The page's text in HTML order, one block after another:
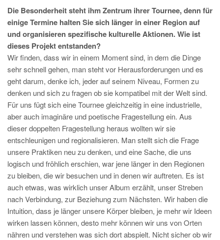
Die Besonderheit steht ihm Zentrum ihrer Tournee, denn für
einige Termine halten Sie sich länger in einer Region auf
und organisieren spezifische kulturelle Aktionen. Wie ist
dieses Projekt entstanden?
Wir finden, dass wir in einem Moment sind, in dem die Dinge
sehr schnell gehen, man steht vor Herausforderungen und es
geht darum, denke ich, jeder auf seinem Niveau, Formen zu
denken und sich zu fragen ob sie kompatibel mit der Welt sind.
Für uns fügt sich eine Tournee gleichzeitig in eine industrielle,
aber auch imaginäre und poetische Fragestellung ein. Aus
dieser doppelten Fragestellung heraus wollten wir sie
entschleunigen und regionalisieren. Man stellt sich die Frage
unsere Praktiken neu zu denken, und eine Sache, die uns
logisch und fröhlich erschien, war jene länger in den Regionen
zu bleiben, die wir besuchen und in denen wir auftreten. Es ist
auch etwas, was wirklich unser Album erzählt, unser Streben
nach Verbindung, zur Beziehung zum Nächsten. Wir haben die
Intuition, dass je länger unsere Körper bleiben, je mehr wir Ideen
wirken lassen können, desto mehr können wir uns von Orten
nähren und verstehen was sich dort abspielt. Nicht sicher ob wir